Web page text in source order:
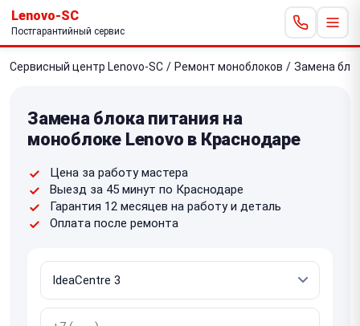
Lenovo-SC
Постгарантийный сервис
Сервисный центр Lenovo-SC / Ремонт моноблоков / Замена
Замена блока питания на
моноблоке Lenovo в Краснодаре
Цена за работу мастера
Выезд за 45 минут по Краснодаре
Гарантия 12 месяцев на работу и деталь
Оплата после ремонта